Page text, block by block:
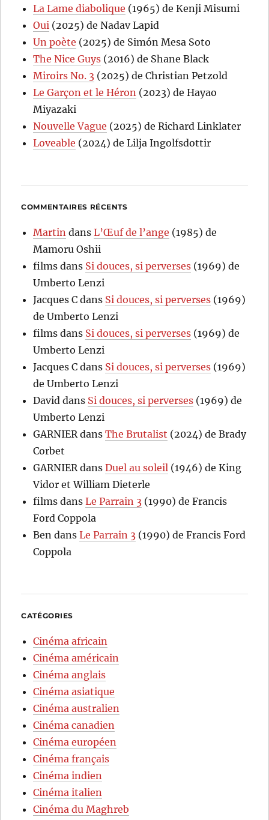
La Lame diabolique (1965) de Kenji Misumi
Oui (2025) de Nadav Lapid
Un poète (2025) de Simón Mesa Soto
The Nice Guys (2016) de Shane Black
Miroirs No. 3 (2025) de Christian Petzold
Le Garçon et le Héron (2023) de Hayao
Miyazaki
Nouvelle Vague (2025) de Richard Linklater
Loveable (2024) de Lilja Ingolfsdottir
COMMENTAIRES RÉCENTS
Martin dansL’Œuf de l’ange (1985) de
Mamoru Oshii
films dans Si douces, si perverses (1969) de
Umberto Lenzi
Jacques C dans Si douces, si perverses (1969)
de Umberto Lenzi
films dans Si douces, si perverses (1969) de
Umberto Lenzi
Jacques C dans Si douces, si perverses (1969)
de Umberto Lenzi
David dans Si douces, si perverses (1969) de
Umberto Lenzi
GARNIERdansThe Brutalist (2024) de Brady
Corbet
GARNIERdansDuel au soleil (1946) de King
Vidor et William Dieterle
films dansLe Parrain 3 (1990) de Francis
Ford Coppola
Ben dansLe Parrain 3 (1990) de Francis Ford
Coppola
CATÉGORIES
Cinéma africain
Cinéma américain
Cinéma anglais
Cinéma asiatique
Cinéma australien
Cinéma canadien
Cinéma européen
Cinéma français
Cinéma indien
Cinéma italien
Cinéma du Maghreb